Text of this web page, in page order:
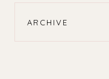
ARCHIVE